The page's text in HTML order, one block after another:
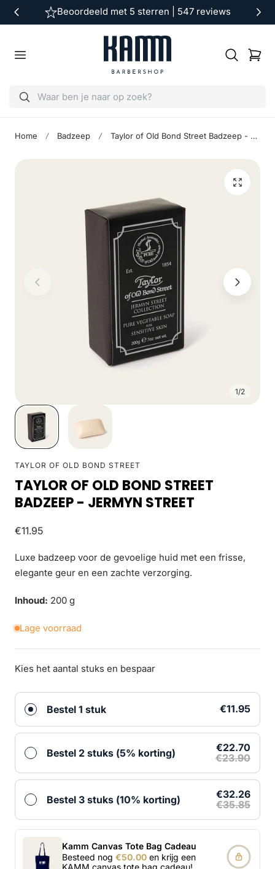
de inhoudBeoordeeld met 5 sterren | 547 reviews
Home Badzeep Taylor of Old Bond Street Badzeep - Jermyn Street
1/2
TAYLOR OF OLD BOND STREET
TAYLOR OF OLD BOND STREET
BADZEEP - JERMYN STREET
Normale
€11.95
Luxe badzeep voor de gevoelige huid met een frisse,
elegante geur en een zachte verzorging.
Inhoud: 200 g
Lage voorraad
Kies het aantal stuks en bespaar
Bestel 1 stuk €11.95
Bestel 2 stuks (5% korting)
€22.70
€23.90
Bestel 3 stuks (10% korting)
€32.26
€35.85
Kamm Canvas Tote Bag Cadeau
Besteed nog €50.00 en krijg een
KAMM canvas tote bag cadeau!